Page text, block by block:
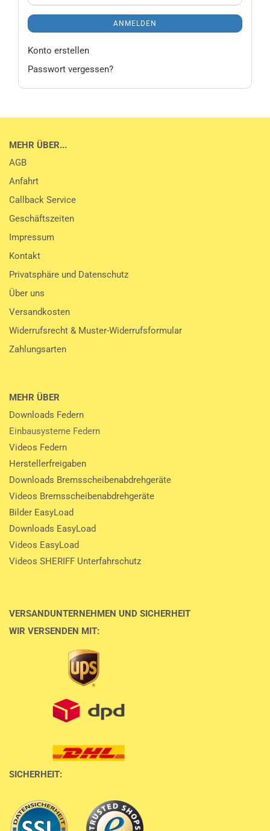
ANMELDEN
Konto erstellen
Passwort vergessen?
MEHR ÜBER...
AGB
Anfahrt
Callback Service
Geschäftszeiten
Impressum
Kontakt
Privatsphäre und Datenschutz
Über uns
Versandkosten
Widerrufsrecht & Muster-Widerrufsformular
Zahlungsarten
MEHR ÜBER
Downloads Federn
Einbausysteme Federn
Videos Federn
Herstellerfreigaben
Downloads Bremsscheibenabdrehgeräte
Videos Bremsscheibenabdrehgeräte
Bilder EasyLoad
Downloads EasyLoad
Videos EasyLoad
Videos SHERIFF Unterfahrschutz
VERSANDUNTERNEHMEN UND SICHERHEIT
WIR VERSENDEN MIT:
SICHERHEIT: